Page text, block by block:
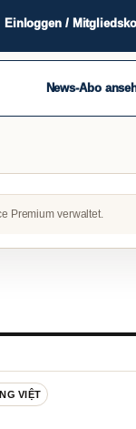
Einloggen /
News-Abo
Premium verwaltet.
VIỆT